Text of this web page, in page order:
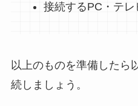
接続するPC・テレ
以上のものを準備したら
続しましょう。